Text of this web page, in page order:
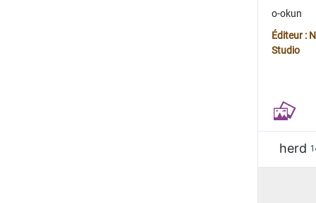
o-okun
Éditeur :
Studio
herd